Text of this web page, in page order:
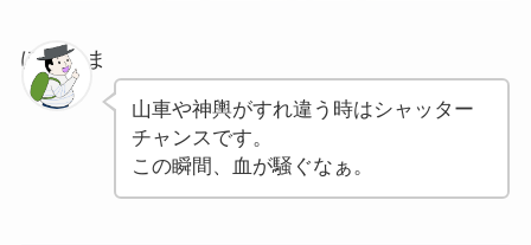
ぽちゃま
山車や神輿がすれ違う時はシャッター
チャンスです。
この瞬間、血が騒ぐなぁ。